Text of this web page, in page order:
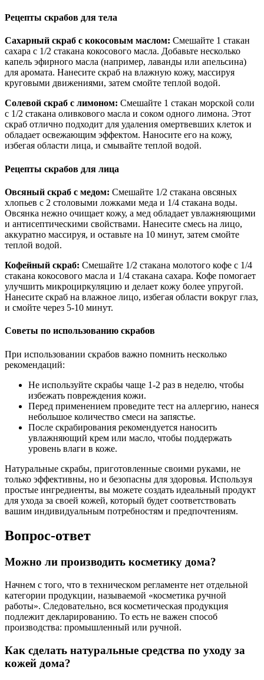
Рецепты скрабов для тела
Сахарный скраб с кокосовым маслом: Смешайте 1 стакан
сахара с 1/2 стакана кокосового масла. Добавьте несколько
капель эфирного масла (например, лаванды или апельсина)
для аромата. Нанесите скраб на влажную кожу, массируя
круговыми движениями, затем смойте теплой водой.
Солевой скраб с лимоном: Смешайте 1 стакан морской соли
с 1/2 стакана оливкового масла и соком одного лимона. Этот
скраб отлично подходит для удаления омертвевших клеток и
обладает освежающим эффектом. Наносите его на кожу,
избегая области лица, и смывайте теплой водой.
Рецепты скрабов для лица
Овсяный скраб с медом: Смешайте 1/2 стакана овсяных
хлопьев с 2 столовыми ложками меда и 1/4 стакана воды.
Овсянка нежно очищает кожу, а мед обладает увлажняющими
и антисептическими свойствами. Нанесите смесь на лицо,
аккуратно массируя, и оставьте на 10 минут, затем смойте
теплой водой.
Кофейный скраб: Смешайте 1/2 стакана молотого кофе с 1/4
стакана кокосового масла и 1/4 стакана сахара. Кофе помогает
улучшить микроциркуляцию и делает кожу более упругой.
Нанесите скраб на влажное лицо, избегая области вокруг глаз,
и смойте через 5-10 минут.
Советы по использованию скрабов
При использовании скрабов важно помнить несколько
рекомендаций:
Не используйте скрабы чаще 1-2 раз в неделю, чтобы
избежать повреждения кожи.
Перед применением проведите тест на аллергию, нанеся
небольшое количество смеси на запястье.
После скрабирования рекомендуется наносить
увлажняющий крем или масло, чтобы поддержать
уровень влаги в коже.
Натуральные скрабы, приготовленные своими руками, не
только эффективны, но и безопасны для здоровья. Используя
простые ингредиенты, вы можете создать идеальный продукт
для ухода за своей кожей, который будет соответствовать
вашим индивидуальным потребностям и предпочтениям.
Вопрос-ответ
Можно ли производить косметику дома?
Начнем с того, что в техническом регламенте нет отдельной
категории продукции, называемой «косметика ручной
работы». Следовательно, вся косметическая продукция
подлежит декларированию. То есть не важен способ
производства: промышленный или ручной.
Как сделать натуральные средства по уходу за
кожей дома?